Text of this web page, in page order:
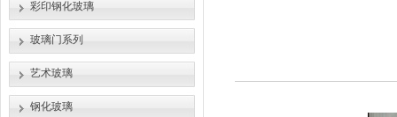
彩印钢化玻璃
玻璃门系列
艺术玻璃
钢化玻璃